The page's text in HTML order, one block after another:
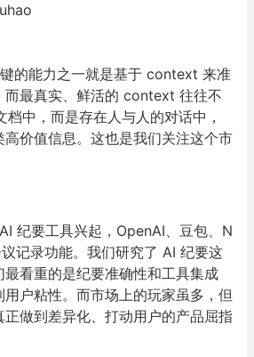
的能力之一就是基于 context 来准
而最真实、鲜活的 context 往往不
中，而是存在人与人的对话中，
价值信息。这也是我们关注这个市
纪要工具兴起，OpenAI、豆包、N
记录功能。我们研究了 AI 纪要这
看重的是纪要准确性和工具集成
户粘性。而市场上的玩家虽多，但
做到差异化、打动用户的产品屈指